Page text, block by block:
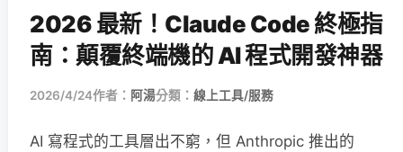
2026 最新！Claude Code 終極指
南：顛覆終端機的 AI 程式開發神器
2026/4/24作者： 阿湯分類： 線上工具/服務
AI 寫程式的工具層出不窮，但 Anthropic 推出的